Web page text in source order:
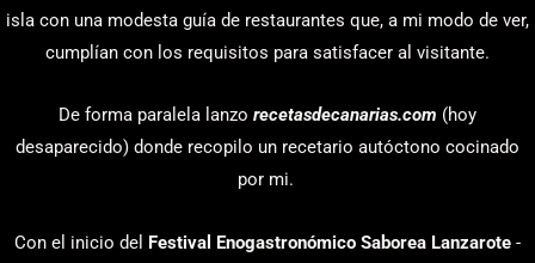
isla con una modesta guía de restaurantes que, a mi modo de ver,
cumplían con los requisitos para satisfacer al visitante.
De forma paralela lanzo recetasdecanarias.com (hoy
desaparecido) donde recopilo un recetario autóctono cocinado
por mi.
Con el inicio del Festival Enogastronómico Saborea Lanzarote -